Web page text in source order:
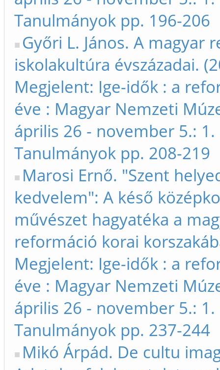
Tanulmányok pp. 196-206
Győri L. János. A magyar
iskolakultúra évszázadai.
Megjelent: Ige-idők : a
éve : Magyar Nemzeti
április 26 - november 5.:
Tanulmányok pp. 208-219
Marosi Ernő. "Szent
kedvelem": A késő
művészet hagyatéka a
reformáció korai
Megjelent: Ige-idők : a
éve : Magyar Nemzeti
április 26 - november 5.:
Tanulmányok pp. 237-244
Mikó Árpád. De cultu